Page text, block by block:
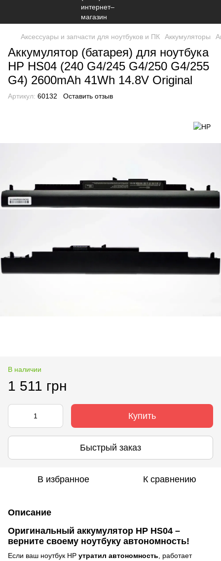
Аксессуары и запчасти для ноутбуков и ПК Аккумуляторы
Аккумулятор (батарея) для ноутбука
HP HS04 (240 G4/245 G4/250 G4/255
G4) 2600mAh 41Wh 14.8V Original
Артикул: 60132 Оставить отзыв
В наличии
1 511 грн
Купить
Быстрый заказ
В избранное К сравнению
Описание
Оригинальный аккумулятор HP HS04 –
верните своему ноутбуку автономность!
Если ваш ноутбук HP утратил автономность, работает